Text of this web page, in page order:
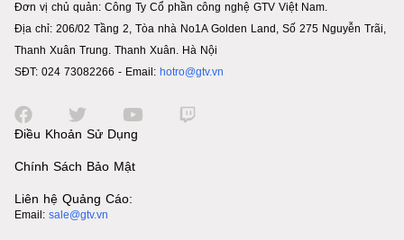
Đơn vị chủ quản: Công Ty Cổ phần công nghệ GTV Việt Nam.
Địa chỉ: 206/02 Tầng 2, Tòa nhà No1A Golden Land, Số 275 Nguyễn Trãi,
Thanh Xuân Trung. Thanh Xuân. Hà Nội
SĐT: 024 73082266 - Email: hotro@gtv.vn
Điều Khoản Sử Dụng
Chính Sách Bảo Mật
Liên hệ Quảng Cáo:
Email: sale@gtv.vn